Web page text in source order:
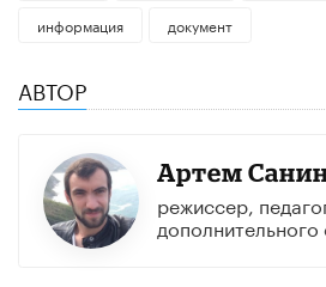
информация
документ
АВТОР
Артем
режиссeр,